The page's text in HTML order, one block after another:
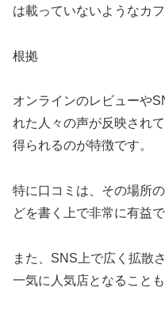
は載っていないようなカ
根拠
オンラインのレビューや
れた人々の声が反映され
得られるのが特徴です。
特に口コミは、その場所
どを書く上で非常に有益で
また、SNS上で広く拡散
一気に人気店となることも